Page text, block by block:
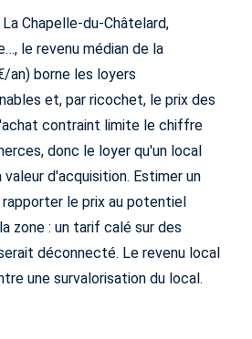
Chapelle-du-Châtelard,
le revenu médian de la
an) borne les loyers
et, par ricochet, le prix des
contraint limite le chiffre
donc le loyer qu'un local
d'acquisition. Estimer un
le prix au potentiel
zone : un tarif calé sur des
déconnecté. Le revenu local
une survalorisation du local.